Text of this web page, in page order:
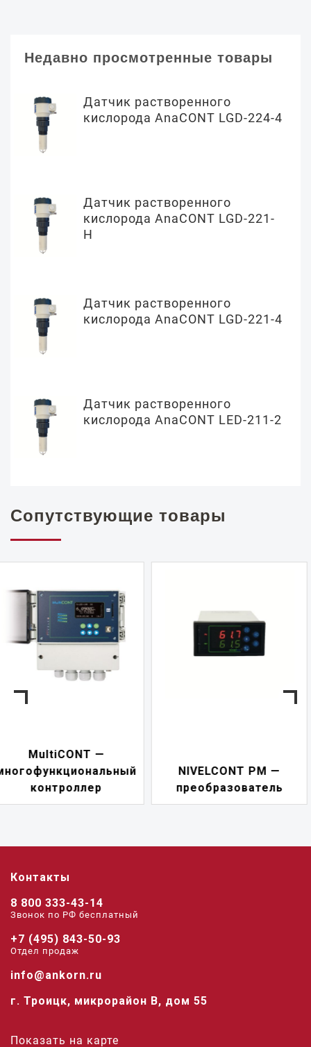
Недавно просмотренные товары
Датчик растворенного
кислорода AnaCONT LGD-224-4
Датчик растворенного
кислорода AnaCONT LGD-221-
H
Датчик растворенного
кислорода AnaCONT LGD-221-4
Датчик растворенного
кислорода AnaCONT LED-211-2
Сопутствующие товары
NIVELCONT PM —
преобразователь
переключатель
Контакты
8 800 333-43-14
Звонок по РФ беcплатный
+7 (495) 843-50-93
Отдел продаж
info@ankorn.ru
г. Троицк, микрорайон В, дом 55
Показать на карте